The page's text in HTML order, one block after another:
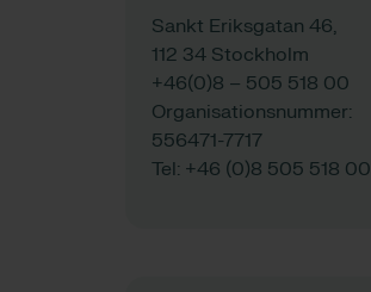
Sankt Eriksgatan 46,
112 34 Stockholm
+46(0)8 – 505 518 00
Organisationsnummer:
556471-7717
Tel: +46 (0)8 505 518 00